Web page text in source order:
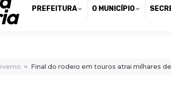
PREFEITURA O MUNICÍPIO
Final do rodeio em touros atrai milhares